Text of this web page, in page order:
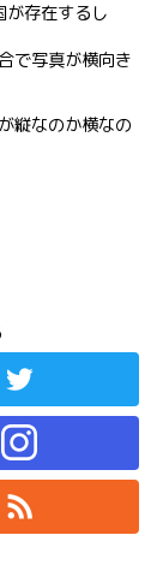
が存在するし
で写真が横向き
縦なのか横なの